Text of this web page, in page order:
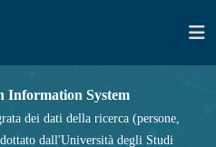
Information System
dei dati della ricerca (persone,
dall'Università degli Studi